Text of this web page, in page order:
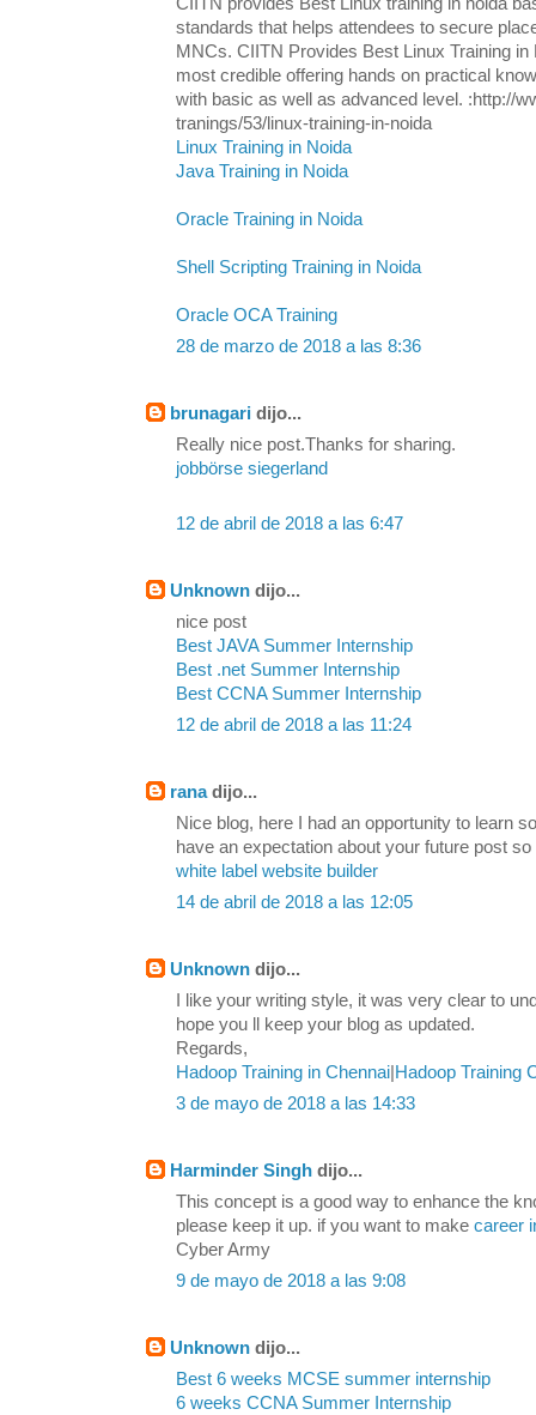
standards that helps attendees to secure
MNCs. CIITN Provides Best Linux Training
most credible offering hands on practical
with basic as well as advanced level. :http://
tranings/53/linux-training-in-noida
Linux Training in Noida
Java Training in Noida
Oracle Training in Noida
Shell Scripting Training in Noida
Oracle OCA Training
28 de marzo de 2018 a las 8:36
brunagari dijo...
Really nice post.Thanks for sharing.
jobbörse siegerland
12 de abril de 2018 a las 6:47
Unknown dijo...
nice post
Best JAVA Summer Internship
Best .net Summer Internship
Best CCNA Summer Internship
12 de abril de 2018 a las 11:24
ranadijo...
Nice blog, here I had an opportunity to learn
have an expectation about your future post
white label website builder
14 de abril de 2018 a las 12:05
Unknown dijo...
I like your writing style, it was very clear to
hope you ll keep your blog as updated.
Regards,
Hadoop Training in Chennai Hadoop Training
3 de mayo de 2018 a las 14:33
Harminder Singh dijo...
This concept is a good way to enhance the
please keep it up. if you want to make career
Cyber Army
9 de mayo de 2018 a las 9:08
Unknown dijo...
Best 6 weeks MCSE summer internship
6 weeks CCNA Summer Internship